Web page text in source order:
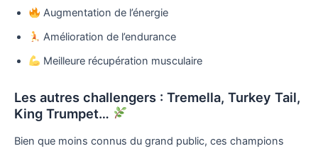
Augmentation de l’énergie
Amélioration de l’endurance
Meilleure récupération musculaire
Les autres challengers : Tremella, Turkey Tail,
King Trumpet…
Bien que moins connus du grand public, ces champions